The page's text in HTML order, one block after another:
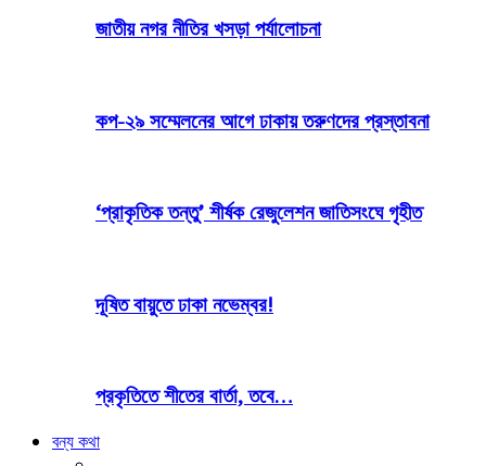
জাতীয় নগর নীতির খসড়া পর্যালোচনা
কপ-২৯ সম্মেলনের আগে ঢাকায় তরুণদের প্রস্তাবনা
‘প্রাকৃতিক তন্তু’ শীর্ষক রেজুলেশন জাতিসংঘে গৃহীত
দূষিত বায়ুতে ঢাকা নভেম্বর!
প্রকৃতিতে শীতের বার্তা, তবে…
বন্য কথা